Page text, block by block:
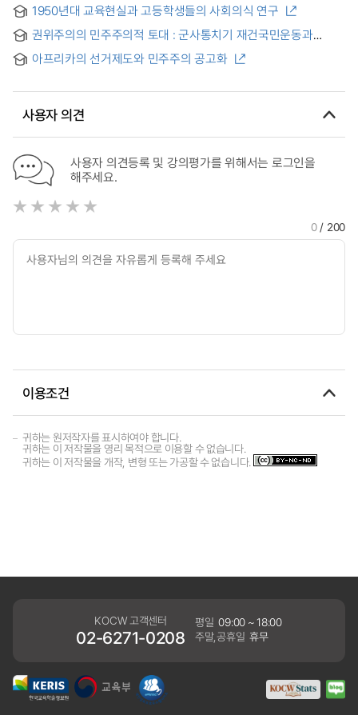
characteristics of ruling structure and social movements :
comparative study of 1987·1992·1997 presidential election
in South Korea
1950년대 교육현실과 고등학생들의 사회의식 연구
권위주의의 민주주의적 토대 : 군사통치기 재건국민운동과
아프리카의 선거제도와 민주주의 공고화
사용자 의견
사용자 의견등록 및 강의평가를 위해서는 로그인을
해주세요.
0/ 200
이용조건
귀하는 원저작자를 표시하여야 합니다.
귀하는 이 저작물을 영리 목적으로 이용할 수 없습니다.
귀하는 이 저작물을 개작, 변형 또는 가공할 수 없습니다.
KOCW 고객센터
02-6271-0208
평일 09:00 ~ 18:00
주말,공휴일 휴무